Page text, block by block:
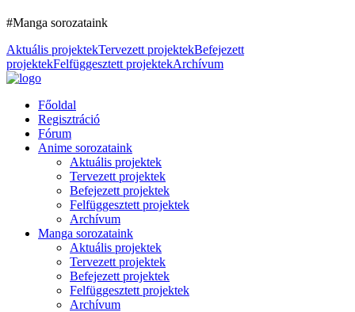
#Manga sorozataink
Aktuális projektekTervezett projektekBefejezett
projektekFelfüggesztett projektekArchívum
Főoldal
Regisztráció
Fórum
Anime sorozataink
Aktuális projektek
Tervezett projektek
Befejezett projektek
Felfüggesztett projektek
Archívum
Manga sorozataink
Aktuális projektek
Tervezett projektek
Befejezett projektek
Felfüggesztett projektek
Archívum